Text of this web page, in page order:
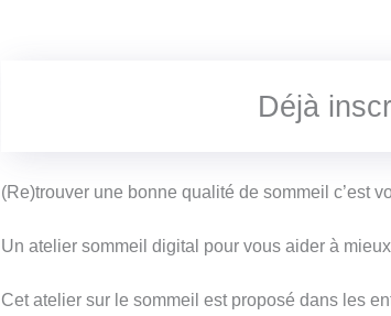
Déjà
(Re)trouver une bonne qualité de sommeil c’est
Un atelier sommeil digital pour vous aider à
Cet atelier sur le sommeil est proposé dans les